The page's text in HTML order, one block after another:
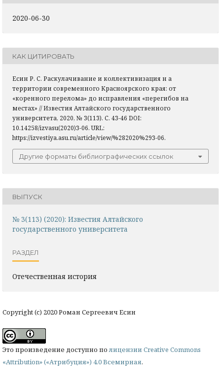
2020-06-30
КАК ЦИТИРОВАТЬ
Есин Р. С. Раскулачивание и коллективизация н а
территории современного Красноярского края: от
«коренного перелома» до исправления «перегибов на
местах» // Известия Алтайского государственного
университета, 2020, № 3(113). С. 43-46 DOI:
10.14258/izvasu(2020)3-06. URL:
https://izvestiya.asu.ru/article/view/%282020%293-06.
Другие форматы библиографических ссылок
ВЫПУСК
№ 3(113) (2020): Известия Алтайского
государственного университета
РАЗДЕЛ
Отечественная история
Copyright (c) 2020 Роман Сергеевич Есин
Это произведение доступно полицензии Creative Commons
«Attribution» («Атрибуция») 4.0 Всемирная.